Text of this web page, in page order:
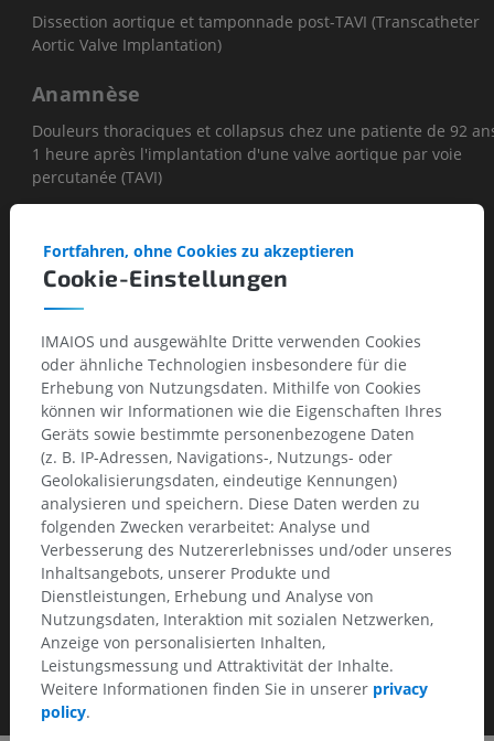
Dissection aortique et tamponnade post-TAVI (Transcatheter
Aortic Valve Implantation)
Anamnèse
Douleurs thoraciques et collapsus chez une patiente de 92
1 heure après l'implantation d'une valve aortique par voie
percutanée (TAVI)
Hématome et dissection de l'aorte ascendante, débutant dés
l'anneau aortique en regard de l'implantation de la valve
aortique.
Epanchement pericardique avec compression des cavités
droites compatibles avec une tamponnade.
Patiente non opérable décédées 12 he après.
Diag. Diff.
Hématome de l'aorte sans dissection (pronostic identique).
Discussion
Dissection aortique = 1 % de complication des TAVI
Cookie-Einstellungen
Fortfahren, ohne Cookies zu akzeptieren
IMAIOS und ausgewählte Dritte verwenden Cookies
oder ähnliche Technologien insbesondere für die
Erhebung von Nutzungsdaten. Mithilfe von Cookies
können wir Informationen wie die Eigenschaften Ihres
Geräts sowie bestimmte personenbezogene Daten
(z. B. IP-Adressen, Navigations-, Nutzungs- oder
Geolokalisierungsdaten, eindeutige Kennungen)
analysieren und speichern. Diese Daten werden zu
folgenden Zwecken verarbeitet: Analyse und
Verbesserung des Nutzererlebnisses und/oder unseres
Inhaltsangebots, unserer Produkte und
Dienstleistungen, Erhebung und Analyse von
Nutzungsdaten, Interaktion mit sozialen Netzwerken,
Anzeige von personalisierten Inhalten,
Leistungsmessung und Attraktivität der Inhalte.
Weitere Informationen finden Sie in unserer privacy
policy.